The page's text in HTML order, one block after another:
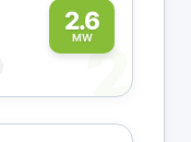
2.6
MW2